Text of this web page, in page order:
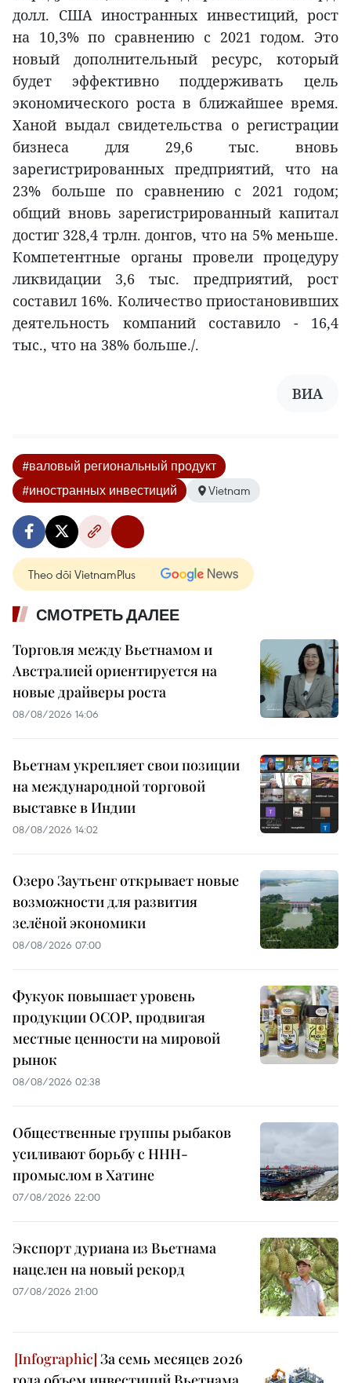
долл. США иностранных инвестиций, рост
на 10,3% по сравнению с 2021 годом. Это
новый дополнительный ресурс, который
будет эффективно поддерживать цель
экономического роста в ближайшее время.
Ханой выдал свидетельства о регистрации
бизнеса для 29,6 тыс. вновь
зарегистрированных предприятий, что на
23% больше по сравнению с 2021 годом;
общий вновь зарегистрированный капитал
достиг 328,4 трлн. донгов, что на 5% меньше.
Компетентные органы провели процедуру
ликвидации 3,6 тыс. предприятий, рост
составил 16%. Количество приостановивших
деятельность компаний составило - 16,4
тыс., что на 38% больше./.
ВИА
#валовый региональный продукт
#иностранных инвестиций
Vietnam
Theo dõi VietnamPlus
СМОТРЕТЬ ДАЛЕЕ
Торговля между Вьетнамом и
Австралией ориентируется на
новые драйверы роста
08/08/2026 14:06
Вьетнам укрепляет свои позиции
на международной торговой
выставке в Индии
08/08/2026 14:02
Озеро Заутьенг открывает новые
возможности для развития
зелёной экономики
08/08/2026 07:00
Фукуок повышает уровень
продукции OCOP, продвигая
местные ценности на мировой
рынок
08/08/2026 02:38
Общественные группы рыбаков
усиливают борьбу с ННН-
промыслом в Хатине
07/08/2026 22:00
Экспорт дуриана из Вьетнама
нацелен на новый рекорд
07/08/2026 21:00
За семь месяцев 2026